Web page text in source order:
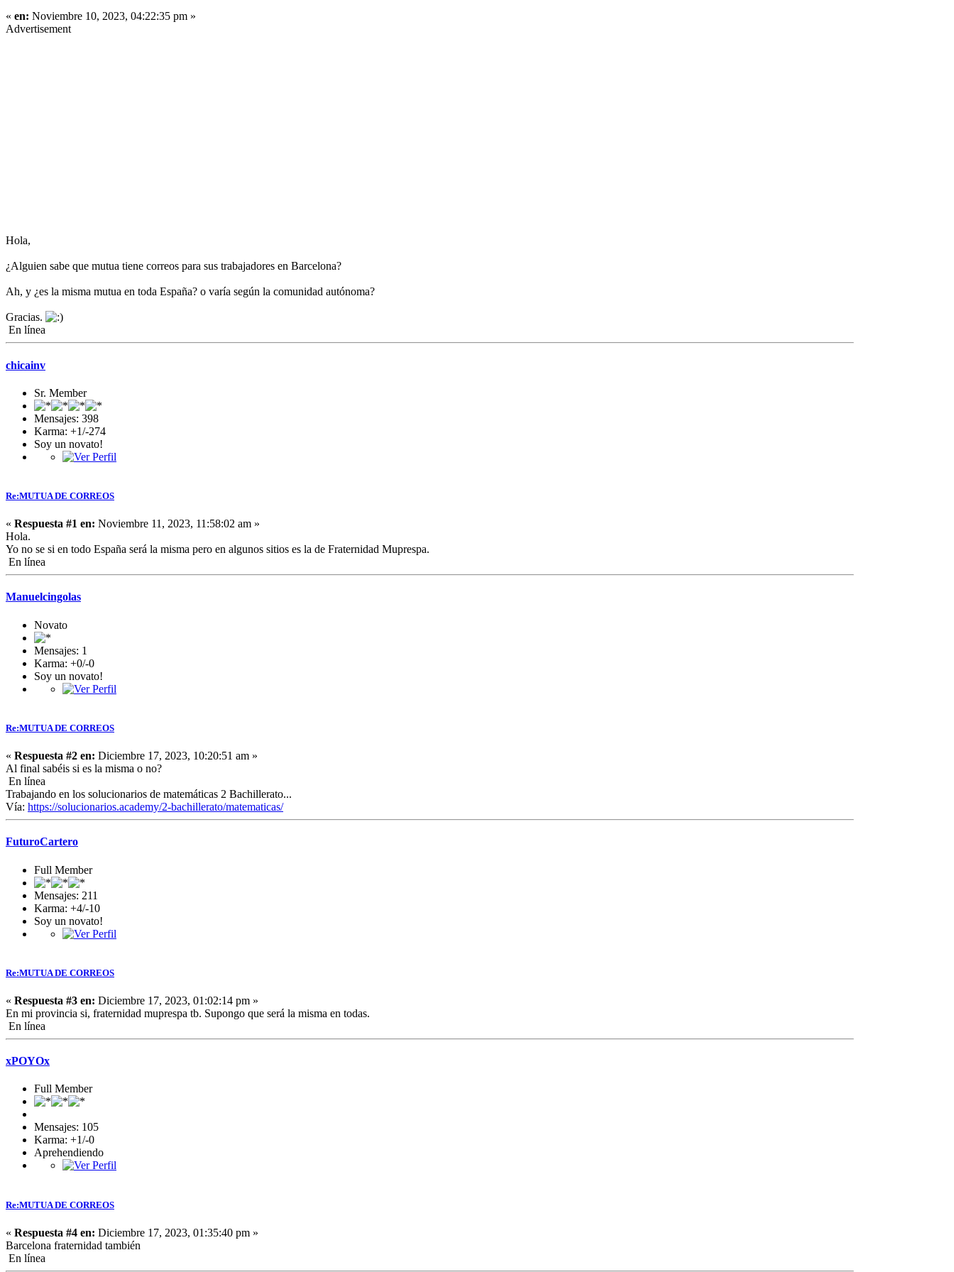
« en: Noviembre 10, 2023, 04:22:35 pm »
Advertisement
Hola,
¿Alguien sabe que mutua tiene correos para sus trabajadores en Barcelona?
Ah, y ¿es la misma mutua en toda España? o varía según la comunidad autónoma?
Gracias.
En línea
chicainv
Sr. Member
Mensajes: 398
Karma: +1/-274
Soy un novato!
Re:MUTUA DE CORREOS
« Respuesta #1 en: Noviembre 11, 2023, 11:58:02 am »
Hola.
Yo no se si en todo España será la misma pero en algunos sitios es la de Fraternidad Muprespa.
En línea
Manuelcingolas
Novato
Mensajes: 1
Karma: +0/-0
Soy un novato!
Re:MUTUA DE CORREOS
« Respuesta #2 en: Diciembre 17, 2023, 10:20:51 am »
Al final sabéis si es la misma o no?
En línea
Trabajando en los solucionarios de matemáticas 2 Bachillerato...
Vía: https://solucionarios.academy/2-bachillerato/matematicas/
FuturoCartero
Full Member
Mensajes: 211
Karma: +4/-10
Soy un novato!
Re:MUTUA DE CORREOS
« Respuesta #3 en: Diciembre 17, 2023, 01:02:14 pm »
En mi provincia si, fraternidad muprespa tb. Supongo que será la misma en todas.
En línea
xPOYOx
Full Member
Mensajes: 105
Karma: +1/-0
Aprehendiendo
Re:MUTUA DE CORREOS
« Respuesta #4 en: Diciembre 17, 2023, 01:35:40 pm »
Barcelona fraternidad también
En línea